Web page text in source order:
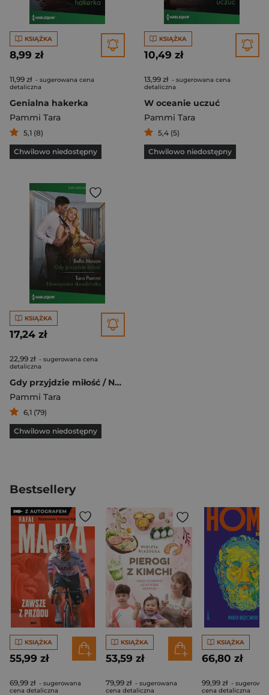
KSIĄŻKA
8,99 zł
11,99 zł - sugerowana cena
detaliczna
Genialna hakerka
Pammi Tara
5,1 (8)
Chwilowo niedostępny
KSIĄŻKA
10,49 zł
13,99 zł - sugerowana cena
detaliczna
W oceanie uczuć
Pammi Tara
5,4 (5)
Chwilowo niedostępny
KSIĄŻKA
17,24 zł
22,99 zł - sugerowana cena
detaliczna
Gdy przyjdzie miłość / Nowojorska skandalistka
Pammi Tara
6,1 (79)
Chwilowo niedostępny
Bestsellery
KSIĄŻKA
55,99 zł
69,99 zł - sugerowana
cena detaliczna
KSIĄŻKA
53,59 zł
79,99 zł - sugerowana
cena detaliczna
KSIĄŻKA
66,80 zł
99,99 zł -
cena detaliczna